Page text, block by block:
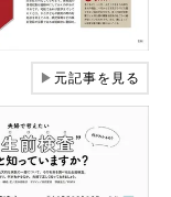
▶元記事を見る